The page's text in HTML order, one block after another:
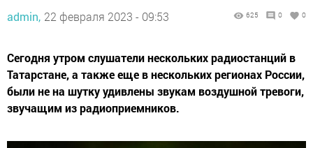
admin, 22 февраля 2023 - 09:53 625 0 0
Сегодня утром слушатели нескольких радиостанций в
Татарстане, а также еще в нескольких регионах России,
были не на шутку удивлены звукам воздушной тревоги,
звучащим из радиоприемников.